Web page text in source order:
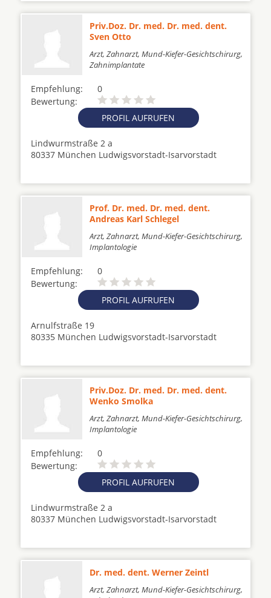
Priv.Doz. Dr. med. Dr. med. dent.
Sven Otto
Arzt, Zahnarzt, Mund-Kiefer-Gesichtschirurg,
Zahnimplantate
Empfehlung:
0
Bewertung:
PROFIL AUFRUFEN
Lindwurmstraße 2 a
80337 München Ludwigsvorstadt-Isarvorstadt
Prof. Dr. med. Dr. med. dent.
Andreas Karl Schlegel
Arzt, Zahnarzt, Mund-Kiefer-Gesichtschirurg,
Implantologie
Empfehlung:
0
Bewertung:
PROFIL AUFRUFEN
Arnulfstraße 19
80335 München Ludwigsvorstadt-Isarvorstadt
Priv.Doz. Dr. med. Dr. med. dent.
Wenko Smolka
Arzt, Zahnarzt, Mund-Kiefer-Gesichtschirurg,
Implantologie
Empfehlung:
0
Bewertung:
PROFIL AUFRUFEN
Lindwurmstraße 2 a
80337 München Ludwigsvorstadt-Isarvorstadt
Dr. med. dent. Werner Zeintl
Arzt, Zahnarzt, Mund-Kiefer-Gesichtschirurg,